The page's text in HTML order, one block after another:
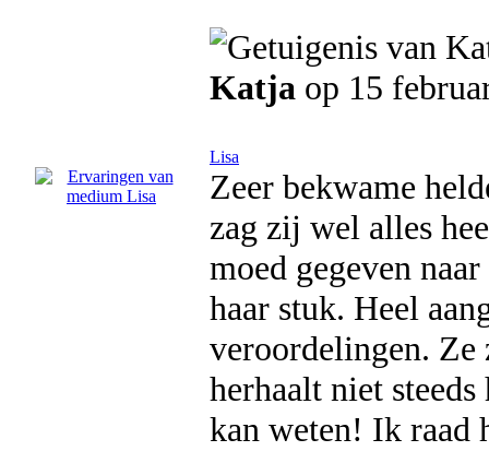
Katja op 15
Lisa
Zeer bekwame
zag zij wel alles
moed gegeven
haar stuk. Heel
veroordelingen. Ze
herhaalt niet
kan weten! Ik raad